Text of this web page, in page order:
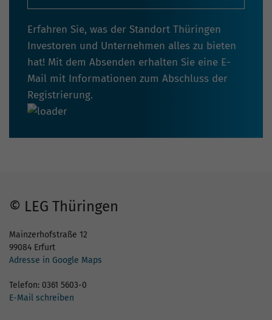
Erfahren Sie, was der Standort Thüringen
Investoren und Unternehmen alles zu bieten
hat! Mit dem Absenden erhalten Sie eine E-
Mail mit Informationen zum Abschluss der
Registrierung.
© LEG Thüringen
Mainzerhofstraße 12
99084 Erfurt
Adresse in Google Maps
Telefon: 0361 5603-0
E-Mail schreiben